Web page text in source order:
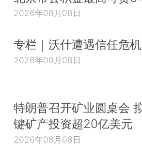
2026年08月08日
专栏｜沃什遭遇信任危机
2026年08月08日
特朗普召开矿业圆桌会
键矿产投资超20亿美元
2026年08月08日